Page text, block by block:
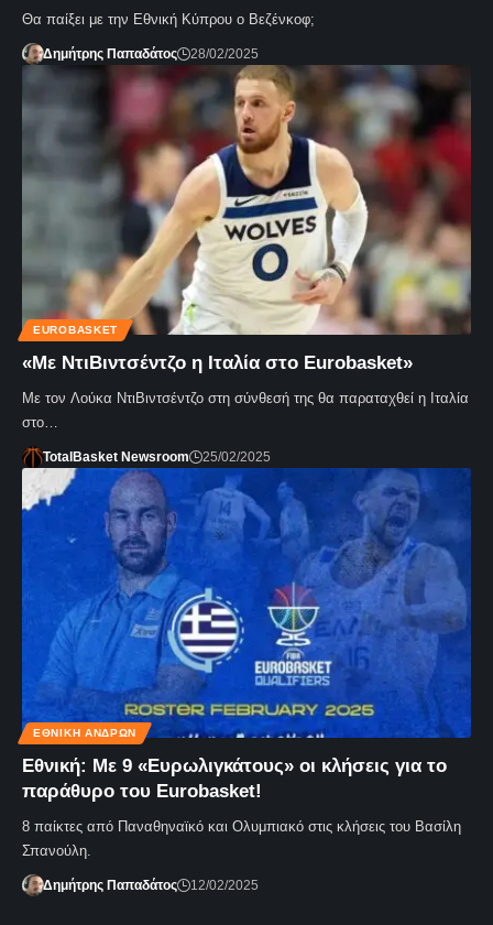
Θα παίξει με την Εθνική Κύπρου ο Βεζένκοφ;
Δημήτρης Παπαδάτος 28/02/2025
EUROBASKET
«Με ΝτιΒιντσέντζο η Ιταλία στο Eurobasket»
Με τον Λούκα ΝτιΒιντσέντζο στη σύνθεσή της θα παραταχθεί η Ιταλία
στο…
TotalBasket Newsroom 25/02/2025
ΕΘΝΙΚΉ ΑΝΔΡΏΝ
Εθνική: Με 9 «Ευρωλιγκάτους» οι κλήσεις για το
παράθυρο του Eurobasket!
8 παίκτες από Παναθηναϊκό και Ολυμπιακό στις κλήσεις του Βασίλη
Σπανούλη.
Δημήτρης Παπαδάτος 12/02/2025